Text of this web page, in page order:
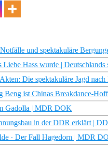
und spektakuläre
Hass wurde |
Die spektakuläre Jagd
Beng ist Chinas Breakdance-
Gadolla | MDR DOK
in der DDR erklärt |
· Der Fall Hagedorn | MDR